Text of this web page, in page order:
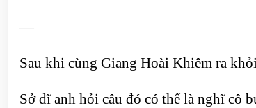
—
Sau khi cùng Giang Hoài Khiêm ra
Sở dĩ anh hỏi câu đó có thể là nghĩ cô